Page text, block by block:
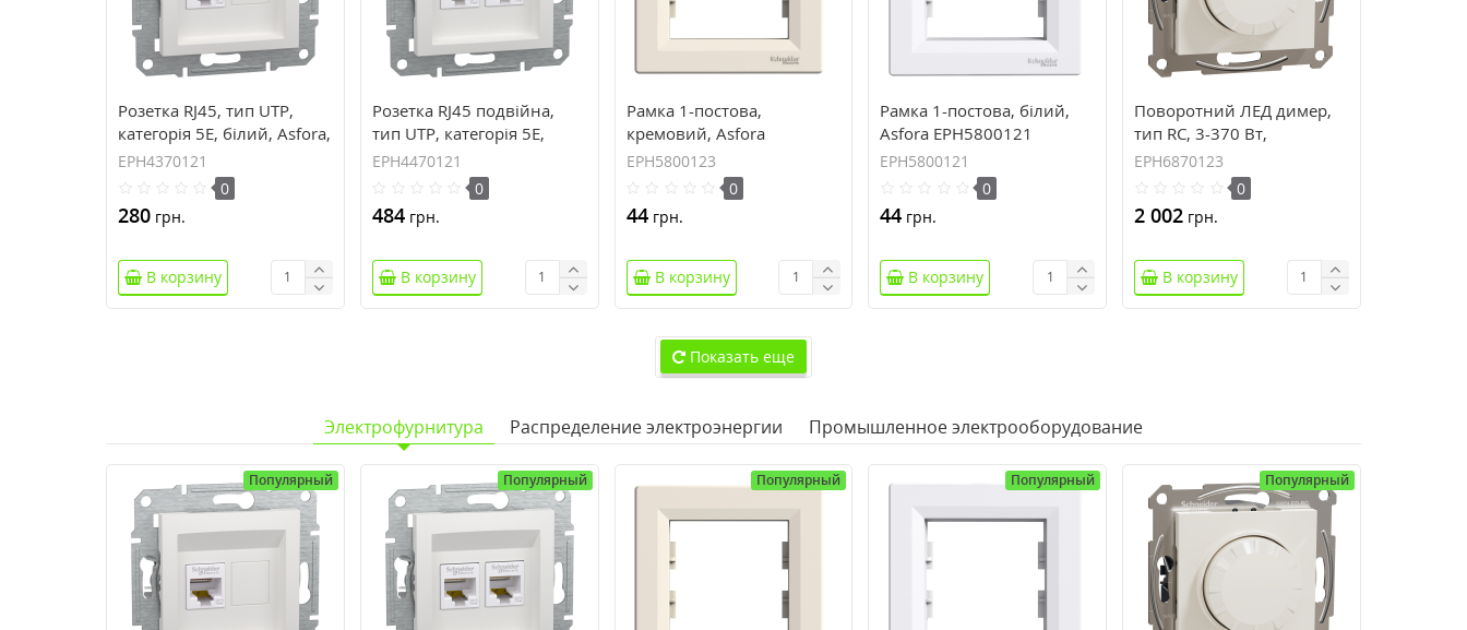
Розетка RJ45, тип UTP,
категорія 5E, білий, Asfora,
без рамки EPH4370121
EPH4370121
0
280 грн.
В корзину
Розетка RJ45 подвійна,
тип UTP, категорія 5E,
білий, Asfora, без рамки
EPH4470121
EPH4470121
0
484грн.
В корзину
Рамка 1-постова,
кремовий, Asfora
EPH5800123
EPH5800123
0
44грн.
В корзину
Рамка 1-постова, білий,
Asfora EPH5800121
EPH5800121
0
44 грн.
В корзину
Поворотний ЛЕД димер,
тип RC, 3-370 Вт,
кремовий, Asfora, без
рамки EPH6870123
EPH6870123
0
2 002 грн.
В корзину
Показать еще
Электрофурнитура Распределение электроэнергии Промышленное электрооборудование
Популярный Популярный Популярный Популярный Популярный